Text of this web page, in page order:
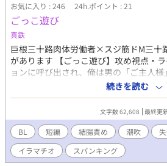
お気に入り : 246 24h.ポイント : 21
ごっこ遊び
真鉄
巨根三十路肉体労働者×スジ筋ドM三
があります 【ごっこ遊び】攻め視点・
ョンに呼び出され、俺は男の「ご主人
【ロールプレイ】受け視点・ごっこ遊び
ったので、ご主人さまを金で雇うこと
ラ】攻め・受け視点混在・ごっこ遊び
念のごほうびに一日デートすることに
禁/結腸責め/スパンキング/イラマチオ/
続きを読む
文字数 62,608 最終更
BL 短編 結腸責め 潮吹
イラマチオ
スパンキング